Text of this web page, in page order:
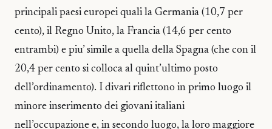
principali paesi europei quali la Germania (10,7 per
cento), il Regno Unito, la Francia (14,6 per cento
entrambi) e piu’ simile a quella della Spagna (che con il
20,4 per cento si colloca al quint’ultimo posto
dell’ordinamento). I divari riflettono in primo luogo il
minore inserimento dei giovani italiani
nell’occupazione e, in secondo luogo, la loro maggiore